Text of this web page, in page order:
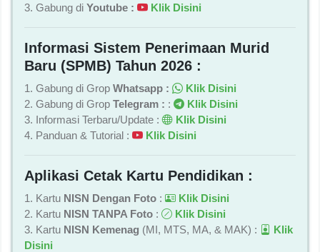
3. Gabung di Youtube : Klik Disini
Informasi Sistem Penerimaan Murid
Baru (SPMB) Tahun 2026 :
1. Gabung di Grop Whatsapp :
Klik Disini
2. Gabung di Grop Telegram : :
Klik Disini
3. Informasi Terbaru/Update :
Klik Disini
4. Panduan & Tutorial :
Klik Disini
Aplikasi Cetak Kartu Pendidikan :
1. Kartu NISN Dengan Foto :
Klik Disini
2. Kartu NISN TANPA Foto :
Klik Disini
3. Kartu NISN Kemenag (MI, MTS, MA, & MAK) :
Klik
Disini